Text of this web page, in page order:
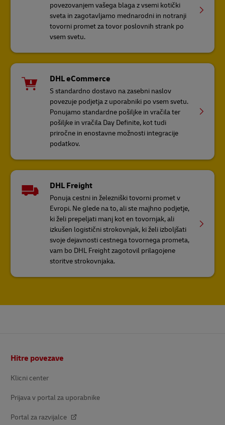
povezovanjem vašega blaga z vsemi kotički
sveta in zagotavljamo mednarodni in notranji
tovorni promet za tovor poslovnih strank po
vsem svetu.
DHL eCommerce
S standardno dostavo na zasebni naslov
povezuje podjetja z uporabniki po vsem svetu.
Ponujamo standardne pošiljke in vračila ter
pošiljke in vračila Day Definite, kot tudi
priročne in enostavne možnosti integracije
podatkov.
DHL Freight
Ponuja cestni in železniški tovorni promet v
Evropi. Ne glede na to, ali ste majhno podjetje,
ki želi prepeljati manj kot en tovornjak, ali
izkušen logistični strokovnjak, ki želi izboljšati
svoje dejavnosti cestnega tovornega prometa,
vam bo DHL Freight zagotovil prilagojene
storitve strokovnjaka.
Hitre povezave
Klicni center
Prijava v portal za uporabnike
Portal za razvijalce